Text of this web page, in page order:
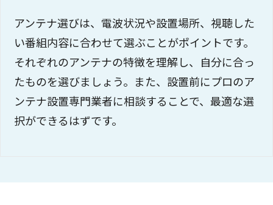
アンテナ選びは、電波状況や設置場所、視聴した
い番組内容に合わせて選ぶことがポイントです。
それぞれのアンテナの特徴を理解し、自分に合っ
たものを選びましょう。また、設置前にプロのア
ンテナ設置専門業者に相談することで、最適な選
択ができるはずです。